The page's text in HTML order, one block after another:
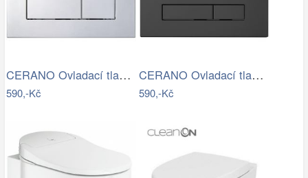
CERANO Ovladací tlačítko WC modulů Lite…
590,-Kč
CERANO Ovladací tlačítko WC modulů Lite…
590,-Kč